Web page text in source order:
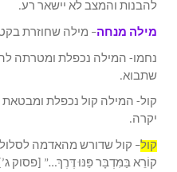
להבנות והמצב לא יישאר רע.
מילה מנחה– מילה שחוזרת
נחמו- המילה נכפלת ומטרתה
שתבוא.
קול- המילה קול נכפלת
יקרה.
קול– קול שדורש מהאדמה
קוֹרֵא בַּמִּדְבָּר פַּנּוּ דֶּרֶךְ…” [פסוק ג’]